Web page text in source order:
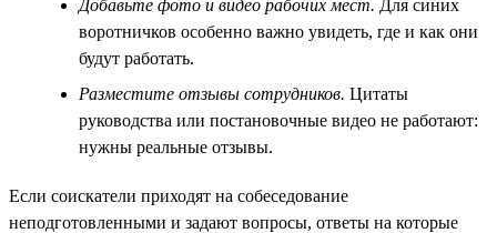
Добавьте фото и видео рабочих мест. Для синих
воротничков особенно важно увидеть, где и как они
будут работать.
Разместите отзывы сотрудников. Цитаты
руководства или постановочные видео не работают:
нужны реальные отзывы.
Если соискатели приходят на собеседование
неподготовленными и задают вопросы, ответы на которые